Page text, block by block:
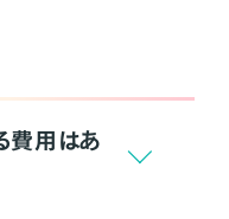
費用はあ